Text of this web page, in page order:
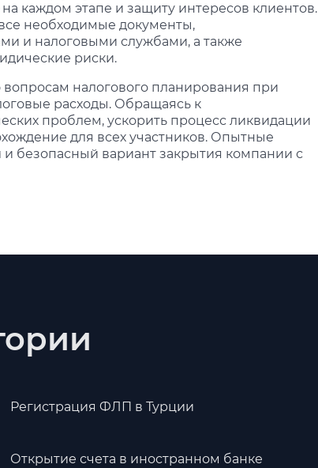
каждом этапе и защиту интересов клиентов.
необходимые документы,
и налоговыми службами, а также
риски.
налогового планирования при
расходы. Обращаясь к
проблем, ускорить процесс ликвидации
для всех участников. Опытные
безопасный вариант закрытия компании с
Регистрация ФЛП в Турции
Открытие счета в иностранном банке